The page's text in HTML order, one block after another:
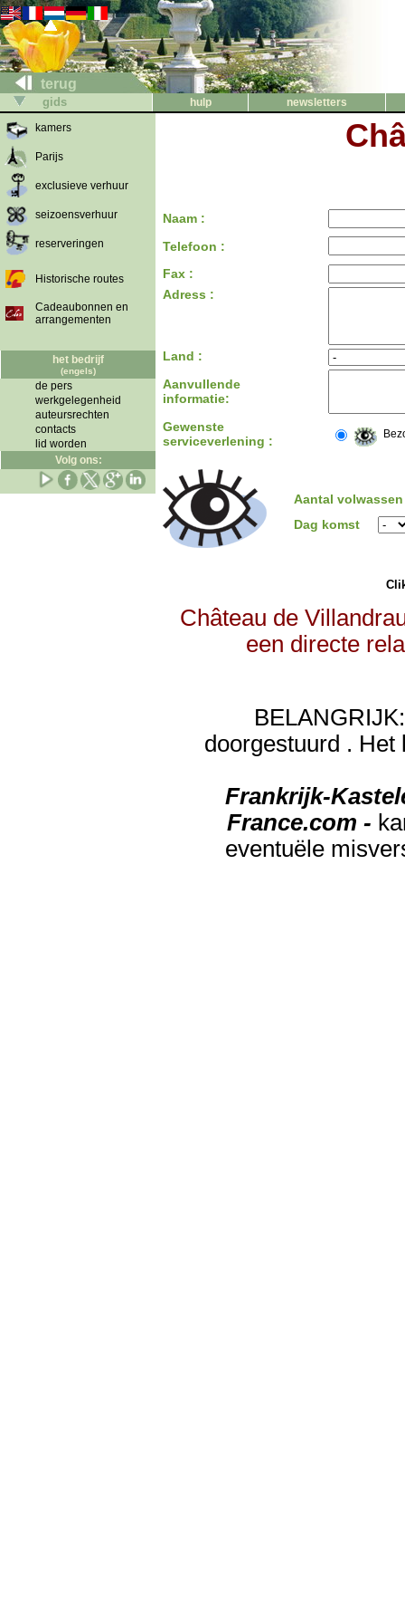
terug
gids hulp
newsletters
kamers
Parijs
exclusieve verhuur
seizoensverhuur
reserveringen
Historische routes
Cadeaubonnen en
arrangementen
het bedrijf
(engels)
de pers
werkgelegenheid
auteursrechten
contacts
lid worden
Volg ons:
Naam :
Telefoon :
Fax :
Adress :
Land :
Aanvullende
informatie:
Gewenste
serviceverlening :
Aantal
Dag komst
Château de
een directe
doorgestuurd . Het
Frankrijk-
France.com -
eventuële